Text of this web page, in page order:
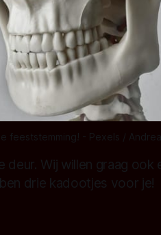
feeststemming! - Pexels /
Wij willen graag ook
drie kadootjes voor je!